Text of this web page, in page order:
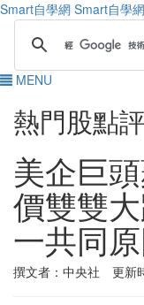
Smart自學網 Smart自學
MENU
熱門股點評
美企巨
價雙雙
一共同
撰文者：中央社 更新